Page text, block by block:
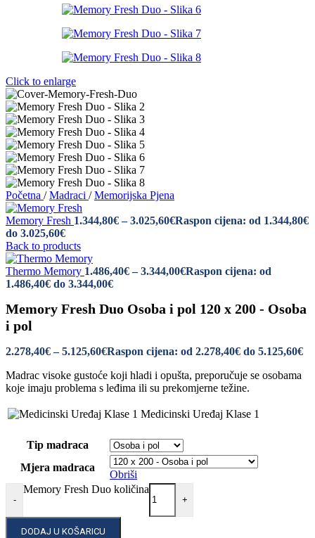
Click to enlarge
Početna / Madraci / Memorijska Pjena
Memory Fresh 1.344,80€ – 3.025,60€Raspon cijena: od 1.344,80€
do 3.025,60€
Back to products
Thermo Memory 1.486,40€ – 3.344,00€Raspon cijena: od
1.486,40€ do 3.344,00€
Memory Fresh Duo Osoba i pol 120 x 200 - Osoba
i pol
2.278,40€ – 5.125,60€Raspon cijena: od 2.278,40€ do 5.125,60€
Madrac visoke gustoće koji hladi i opušta, preporučuje se osobama
koje imaju problema s leđima ili su prekomjerne težine.
Medicinski Uređaj Klase 1
Tip madraca
Mjera madraca
Obriši
-
Memory Fresh Duo količina
+
DODAJ U KOŠARICU